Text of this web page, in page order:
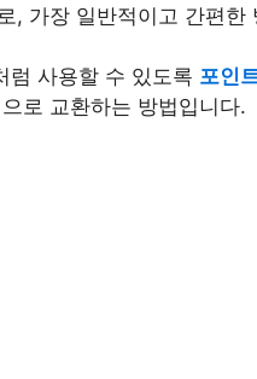
, 가장 일반적이고 간편한
럼 사용할 수 있도록 포인
로 교환하는 방법입니다.